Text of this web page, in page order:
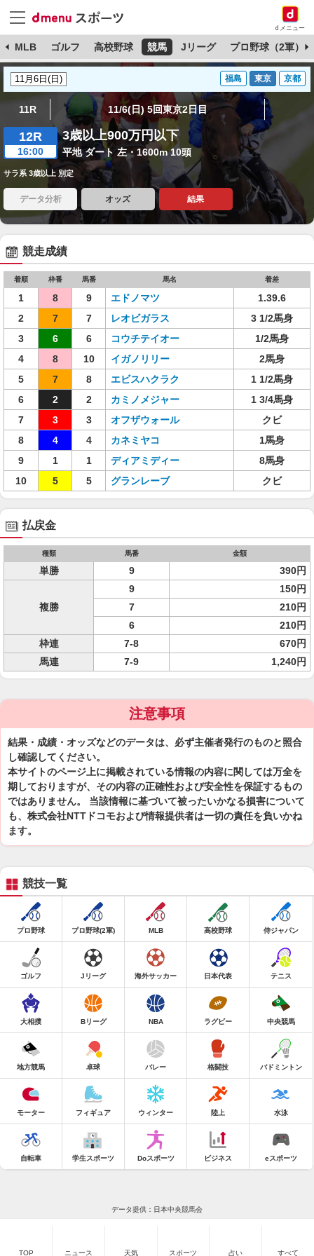
dメニュー
MLB ゴルフ 高校野球 競馬 Jリーグ プロ野球（2軍）
福島 東京 京都
11R 11/6(日) 5回東京2日目
12R
16:00
3歳以上900万円以下
平地 ダート 左・1600m 10頭
サラ系 3歳以上 別定
データ分析 オッズ 結果
競走成績
着順 枠番 馬番 馬名 着差
1 8 9 エドノマツ
1.39.6
2
7 7 レオビガラス
3 1/2馬身
3
6 6 コウチテイオー
1/2馬身
4
8 10 イガノリリー
2馬身
5
7 8 エビスハクラク
1 1/2馬身
6
2 2 カミノメジャー
1 3/4馬身
7
3 3 オフザウォール
クビ
8
4 4 カネミヤコ
1馬身
9
1 1 ディアミディー
8馬身
10
5 5 グランレーブ クビ
払戻金
種類 馬番 金額
単勝 9 390円
複勝
9
150円
7
210円
6
210円
枠連
7-8
670円
馬連
7-9 1,240円
注意事項
結果・成績・オッズなどのデータは、必ず主催者発行のものと照合
し確認してください。
本サイトのページ上に掲載されている情報の内容に関しては万全を
期しておりますが、その内容の正確性および安全性を保証するもの
ではありません。 当該情報に基づいて被ったいかなる損害について
も、株式会社NTTドコモおよび情報提供者は一切の責任を負いかね
ます。
競技一覧
プロ野球 プロ野球(2軍) MLB 高校野球 侍ジャパン
ゴルフ Jリーグ 海外サッカー 日本代表 テニス
大相撲 Bリーグ NBA ラグビー 中央競馬
地方競馬 卓球 バレー 格闘技 バドミントン
モーター フィギュア ウィンター 陸上 水泳
自転車 学生スポーツ Doスポーツ ビジネス eスポーツ
データ提供：日本中央競馬会
TOP ニュース 天気 スポーツ 占い すべて